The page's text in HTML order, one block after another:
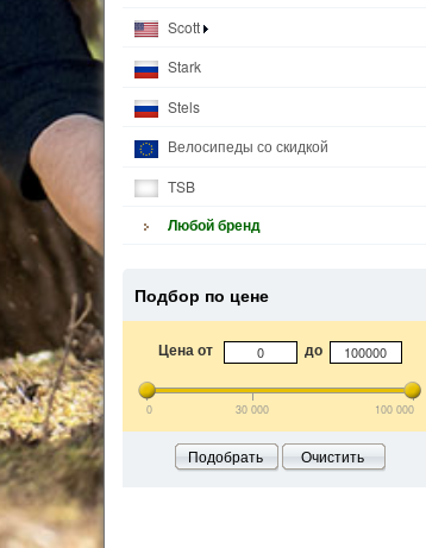
Scott
Stark
Stels
Велосипеды со скидкой
TSB
Любой бренд
Подбор по цене
Цена от до
0 30 000 100 000
Подобрать Очистить